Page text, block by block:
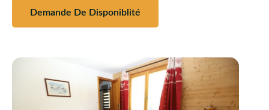
Demande De Disponiblité